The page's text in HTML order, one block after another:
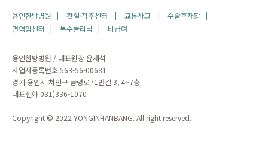
용인한방병원 | 관절·척추센터 | 교통사고 |
수술후재활 |
면역암센터 |
특수클리닉 | 비급여
용인한방병원 / 대표원장 윤재석
사업자등록번호 563-56-00681
경기 용인시 처인구 금령로71번길 3, 4~7층
대표전화 031)336-1070
Copyright © 2022 YONGINHANBANG. All right reserved.